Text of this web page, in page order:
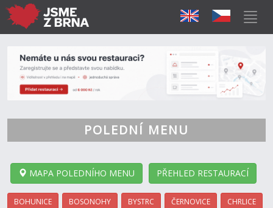
POLEDNÍ MENU
MAPA POLEDNÍHO MENU PŘEHLED RESTAURACÍ
BOHUNICE BOSONOHY BYSTRC ČERNOVICE CHRLICE